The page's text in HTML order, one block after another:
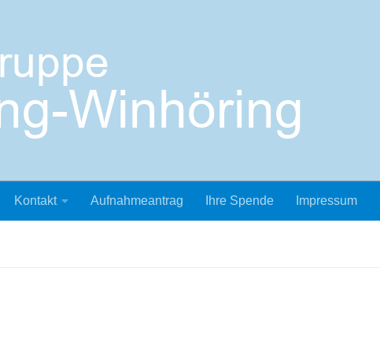
Kontakt Aufnahmeantrag Ihre Spende Impressum